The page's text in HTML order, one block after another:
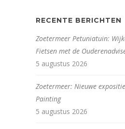
RECENTE BERICHTEN
Zoetermeer Petuniatuin:
Fietsen met de
5 augustus 2026
Zoetermeer: Nieuwe
Painting
5 augustus 2026